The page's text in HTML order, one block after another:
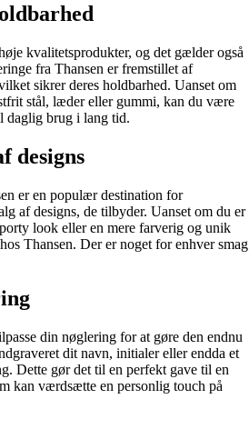
kvalitetsprodukter, og det gælder også
fra Thansen er fremstillet af
sikrer deres holdbarhed. Uanset om
stål, læder eller gummi, kan du være
daglig brug i lang tid.
designs
er en populær destination for
af designs, de tilbyder. Uanset om du er
look eller en mere farverig og unik
Thansen. Der er noget for enhver smag
din nøglering for at gøre den endnu
dit navn, initialer eller endda et
Dette gør det til en perfekt gave til en
kan værdsætte en personlig touch på